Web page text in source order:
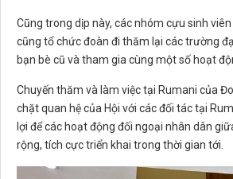
Cũng trong dịp này, các nhóm cựu sinh
cũng tổ chức đoàn đi thăm lại các trường
bạn bè cũ và tham gia cùng một số hoạt
Chuyến thăm và làm việc tại Rumani của
chặt quan hệ của Hội với các đối tác tại
lợi để các hoạt động đối ngoại nhân dân
rộng, tích cực triển khai trong thời gian tới.